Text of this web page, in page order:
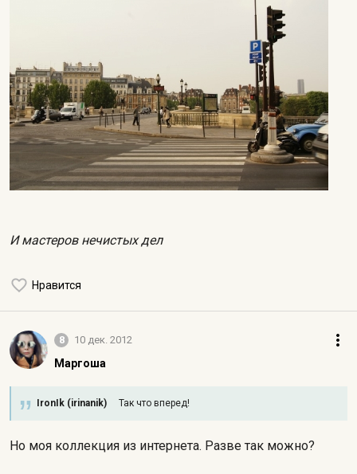
И мастеров нечистых дел
Нравится
8 10 дек. 2012
Маргоша
IronIk (irinanik) Так что вперед!
Но моя коллекция из интернета. Разве так можно?